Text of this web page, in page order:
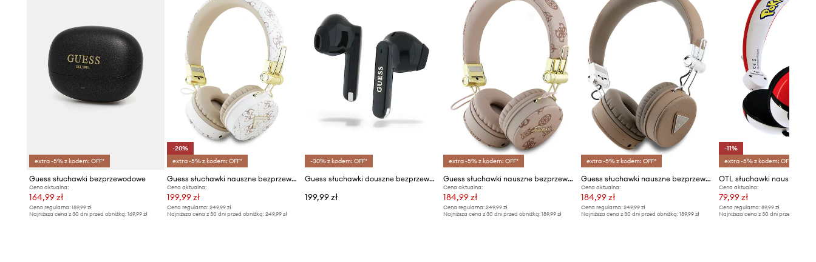
otoczenia i skupiając się na czystości dźwięku.
- Wbudowany mikrofon do rozmów hands-free.
- Odporność na działanie wilgoci potwierdzone standardem IPX4, chroni przed
potem i kurzem, podczas wszelkich aktywności na świeżym powietrzu, nawet w
niesprzyjających warunkach atmosferycznych.
- Parametry techniczne: 20000 Hz, 112 db, 32 Om.
- Czas ładowania: 2 h.
- Całość zapakowana w pudełko, może być świetnym prezentem.
- Aby otrzymać papierową wersję instrukcji obsługi skontaktuj się z naszym Biurem
Obsługi Klienta.
extra -5% z kodem: OFF*
Guess słuchawki bezprzewodowe
Cena aktualna:
164,99 zł
Cena regularna: 189,99 zł
Najniższa cena z 30 dni przed obniżką: 169,99 zł
-20%
extra -5% z kodem: OFF*
Guess słuchawki nauszne bezprzewodowe Triangle Round Shape
Cena aktualna:
199,99 zł
Cena regularna:249,99 zł
Najniższa cena z 30 dni przed obniżką:249,99 zł
-30% z kodem: OFF*
Guess słuchawki douszne bezprzewodowe Elongated Metalic Printed Logo
199,99 zł
extra -5% z kodem: OFF*
Guess słuchawki nauszne bezprzewodowe Peony Script Round Shape
Cena aktualna:
184,99 zł
Cena regularna: 249,99 zł
Najniższa cena z 30 dni przed obniżką: 189,99 zł
extra -5% z kodem: OFF*
Guess słuchawki nauszne bezprzewodowe Grained Classic Round Shape
Cena aktualna:
184,99 zł
Cena regularna:249,99 zł
Najniższa cena z 30 dni przed obniżką:189,99 zł
-11%
extra -5% z kodem: OFF*
Cena aktualna:
79,99 zł
Cena regularna: 89,99 zł
Najniższa cena z 30 dni przed obniżką: